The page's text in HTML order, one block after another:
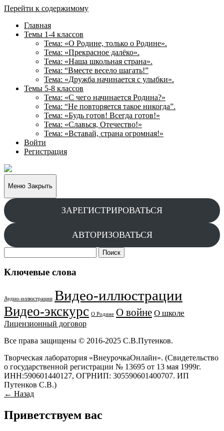
Перейти к содержимому
Главная
Темы 1-4 классов
Тема: «О Родине, только о Родине».
Тема: «Прекрасное далёко».
Тема: «Наша школьная страна».
Тема: “Вместе весело шагать!”
Тема: «Дружба начинается с улыбки».
Темы 5-8 классов
Тема: «С чего начинается Родина?»
Тема: “Не повторяется такое никогда”.
Тема: «Будь готов! Всегда готов!»
Тема: «Славься, Отечество!»
Тема: «Вставай, страна огромная!»
Войти
Регистрация
Творческие
задания
для
Меню Закрыть
ЗАРЕГИСТРИРОВАТЬСЯ
АВТОРИЗОВАТЬСЯ
Ключевые слова
Аудио-иллюстрации Видео-иллюстрации
Видео-экскурс О Родине О войне О школе
Лицензионный договор
Все права защищены © 2016-2025 С.В.Путенков.
Творческая лаборатория «ВнеурочкаОнлайн». (Свидетельство
о государственной регистрации № 13695 от 13 мая 1999г.
ИНН:590601440127, ОГРНИП: 305590601400707. ИП
Путенков С.В.)
← Назад
Приветствуем вас